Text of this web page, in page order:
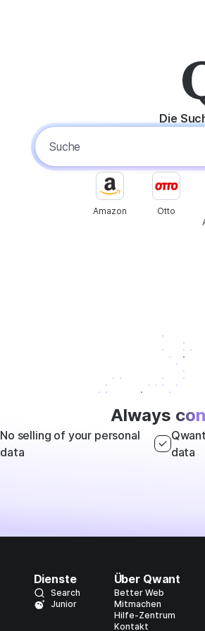
Die
Amazon Otto
Always
No selling of your personal
data
data
Dienste
Search
Junior
Über Qwant
Better Web
Mitmachen
Hilfe-Zentrum
Kontakt